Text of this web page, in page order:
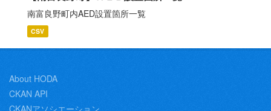
南富良野町内AED設置箇所一覧
CSV
About HODA
CKAN API